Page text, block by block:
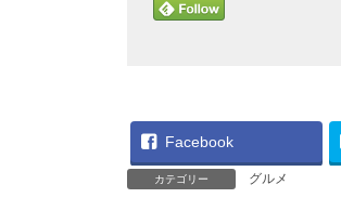
Facebook
カテゴリー グルメ